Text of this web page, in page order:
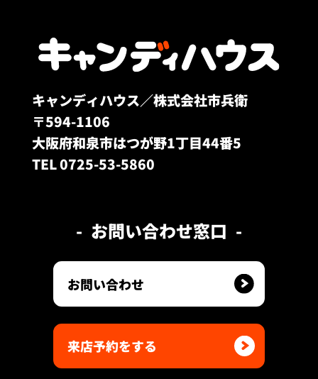
キャンディハウス／株式会社市兵衛
〒594-1106
大阪府和泉市はつが野1丁目44番5
TEL 0725-53-5860
お問い合わせ窓口
お問い合わせ
来店予約をする